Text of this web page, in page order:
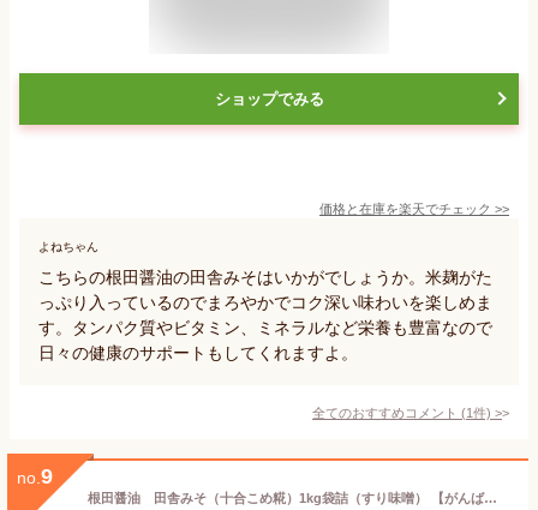
ショップでみる
価格と在庫を楽天でチェック >>
よねちゃん
こちらの根田醤油の田舎みそはいかがでしょうか。米麹がた
っぷり入っているのでまろやかでコク深い味わいを楽しめま
す。タンパク質やビタミン、ミネラルなど栄養も豊富なので
日々の健康のサポートもしてくれますよ。
全てのおすすめコメント (1件) >
no. 9
根田醤油 田舎みそ（十合こめ糀）1kg袋詰（すり味噌） 【がんばろう！福島】